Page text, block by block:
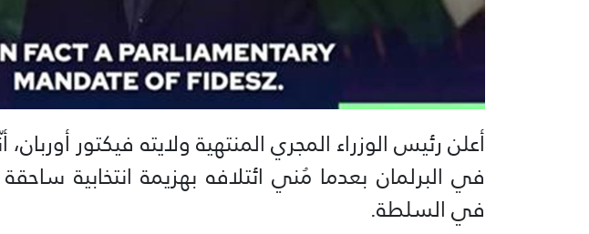
أعلن رئيس الوزراء المجري المنتهية ولايته فيكتور
في السلطة.